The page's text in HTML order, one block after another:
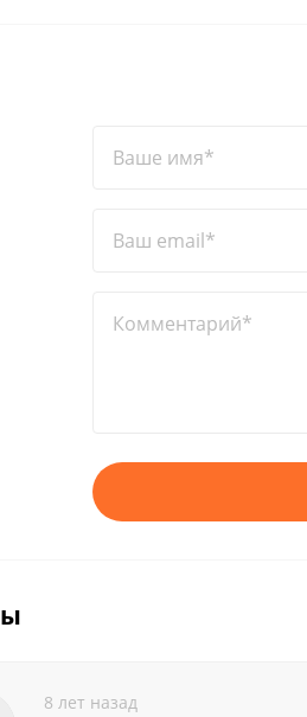
Ваше имя*
Ваш email*
Комментарий*
8 лет назад